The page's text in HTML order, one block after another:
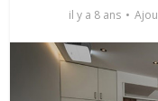
il y a 8 ans